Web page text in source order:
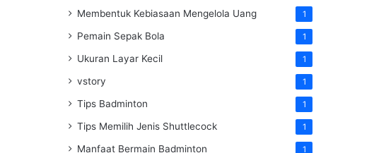
Membentuk Kebiasaan Mengelola Uang 1
Pemain Sepak Bola 1
Ukuran Layar Kecil 1
vstory 1
Tips Badminton 1
Tips Memilih Jenis Shuttlecock 1
Manfaat Bermain Badminton 1